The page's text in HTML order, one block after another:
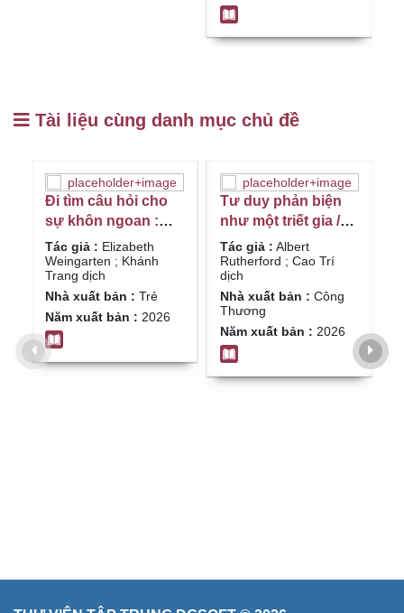
Tài liệu cùng danh mục chủ đề
Đi tìm câu hỏi cho
sự khôn ngoan :
mở lối tư duy để
phát triển bản thân
trong thời buổi bất
định / Elizabeth
Weingarten ; Khánh
Trang dịch
Tác giả : Elizabeth
Weingarten ; Khánh
Trang dịch
Nhà xuất bản : Trẻ
Năm xuất bản : 2026
Tư duy phản biện
như một triết gia /
Albert Rutherford ;
Cao Trí dịch
Tác giả : Albert
Rutherford ; Cao Trí
dịch
Nhà xuất bản : Công
Thương
Năm xuất bản : 2026